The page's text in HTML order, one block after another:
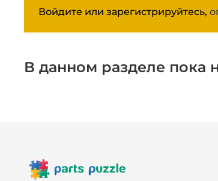
Войдите или зарегистрируйтесь,
В данном разделе пока